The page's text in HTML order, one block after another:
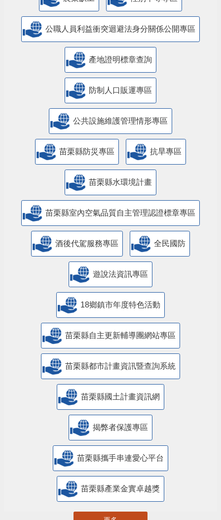
公職人員利益衝突迴避法身分關係公開專區
產地證明標章查詢
防制人口販運專區
​公共設施維護管理情形專區
苗栗縣防災專區 抗旱專區
苗栗縣水環境計畫
苗栗縣室內空氣品質自主管理認證標章專區
酒後代駕服務專區 全民國防
遊說法資訊專區
18鄉鎮市年度特色活動
苗栗縣自主更新輔導團網站專區
苗栗縣都市計畫資訊暨查詢系統
苗栗縣國土計畫資訊網
揭弊者保護專區
苗栗縣攜手串連愛心平台
苗栗縣產業金實卓越獎
更多